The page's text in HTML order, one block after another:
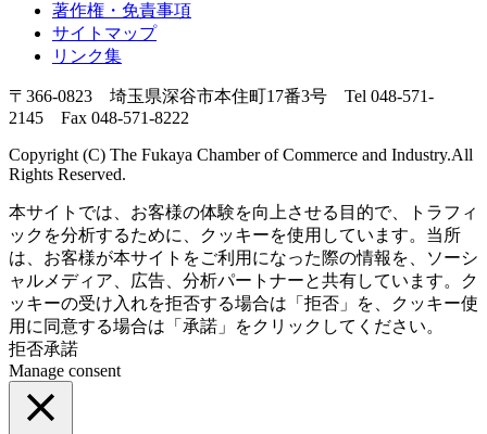
著作権・免責事項
サイトマップ
リンク集
〒366-0823 埼玉県深谷市本住町17番3号 Tel 048-571-
2145 Fax 048-571-8222
Copyright (C) The Fukaya Chamber of Commerce and Industry.All
Rights Reserved.
本サイトでは、お客様の体験を向上させる目的で、トラフィ
ックを分析するために、クッキーを使用しています。当所
は、お客様が本サイトをご利用になった際の情報を、ソーシ
ャルメディア、広告、分析パートナーと共有しています。ク
ッキーの受け入れを拒否する場合は「拒否」を、クッキー使
用に同意する場合は「承諾」をクリックしてください。
拒否承諾
Manage consent